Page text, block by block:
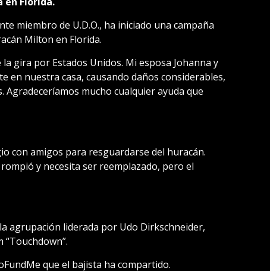
miembro de U.D.O., ha iniciado una campaña
Milton en Florida.
gira por Estados Unidos. Mi esposa Johanna y
en nuestra casa, causando daños considerables,
mucho cualquier ayuda que
con amigos para resguardarse del huracán.
y necesita ser reemplazado, pero el
agrupación liderada por Udo Dirkschneider,
que el bajista ha compartido.